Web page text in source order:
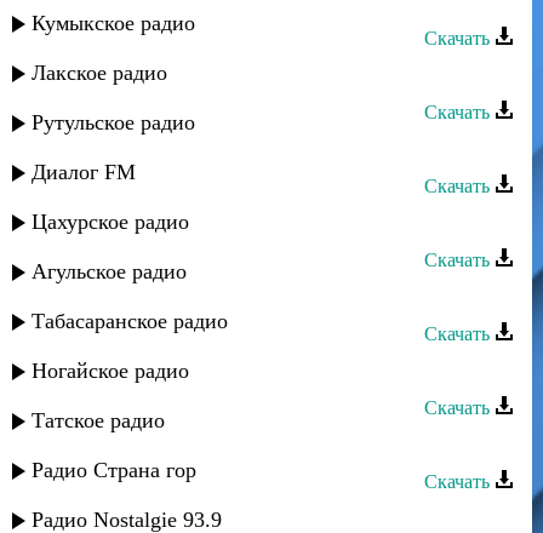
Кумыкское радио
Лакское радио
Рутульское радио
Диалог FM
Цахурское радио
Агульское радио
Табасаранское радио
Ногайское радио
Татское радио
Радио Страна гор
Радио Nostalgie 93.9
Скачать
Рашид Багатаев - Днем и ночью
Скачать
Скачать
Рашид Багатаев - Пожелание
Скачать
Скачать
Рашид Багатаев - Не знаю
Скачать
Скачать
Лариса Гаджиева - Хочу в горы